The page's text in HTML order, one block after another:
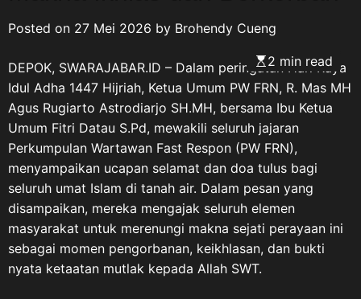
Posted on 27 Mei 2026 by Brohendy Cueng
2 min read
DEPOK, SWARAJABAR.ID – Dalam peringatan Hari Raya
Idul Adha 1447 Hijriah, Ketua Umum PW FRN, R. Mas MH
Agus Rugiarto Astrodiarjo SH.MH, bersama Ibu Ketua
Umum Fitri Datau S.Pd, mewakili seluruh jajaran
Perkumpulan Wartawan Fast Respon (PW FRN),
menyampaikan ucapan selamat dan doa tulus bagi
seluruh umat Islam di tanah air. Dalam pesan yang
disampaikan, mereka mengajak seluruh elemen
masyarakat untuk merenungi makna sejati perayaan ini
sebagai momen pengorbanan, keikhlasan, dan bukti
nyata ketaatan mutlak kepada Allah SWT.